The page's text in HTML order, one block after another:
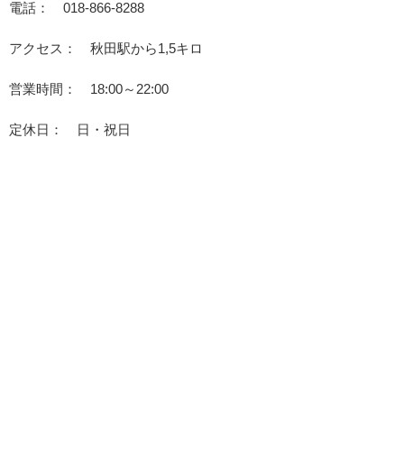
電話： 018-866-8288
アクセス： 秋田駅から1,5キロ
営業時間： 18:00～22:00
定休日： 日・祝日